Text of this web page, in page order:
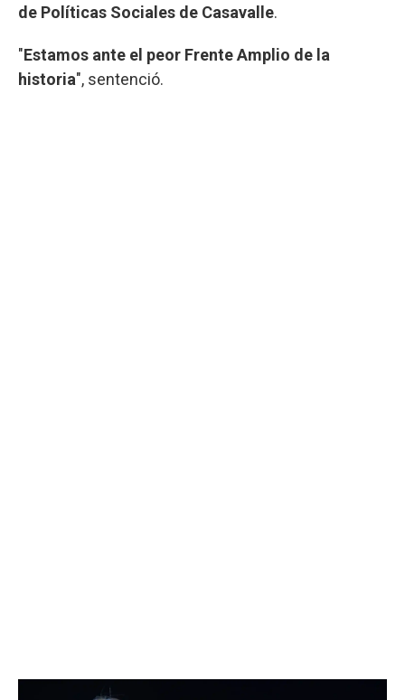
de Políticas Sociales de Casavalle.
"Estamos ante el peor Frente Amplio de la
historia", sentenció.